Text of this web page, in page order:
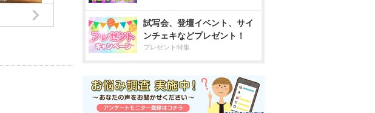
試写会、登壇イベント、サイ
ンチェキなどプレゼント！
プレゼント特集